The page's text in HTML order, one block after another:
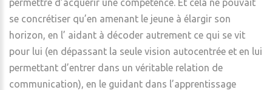
permettre d’acquérir une compétence. Et cela ne pouvait
se concrétiser qu’en amenant le jeune à élargir son
horizon, en l’ aidant à décoder autrement ce qui se vit
pour lui (en dépassant la seule vision autocentrée et en lui
permettant d’entrer dans un véritable relation de
communication), en le guidant dans l’apprentissage